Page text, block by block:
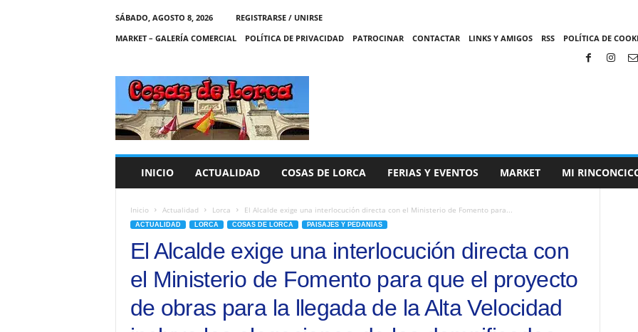
SÁBADO, AGOSTO 8, 2026
REGISTRARSE / UNIRSE
MARKET – GALERÍA COMERCIAL
POLÍTICA DE PRIVACIDAD PATROCINAR CONTACTAR LINKS Y AMIGOS RSS POLÍTICA DE
C
A
S
INICIO ACTUALIDAD COSAS DE LORCA FERIAS Y EVENTOS MARKET MI
Inicio Actualidad Lorca El Alcalde exige una interlocución directa con el Ministerio de Fomento para...
ACTUALIDAD LORCA COSAS DE LORCA PAISAJES Y PEDANIAS
El Alcalde exige una interlocución directa con
el Ministerio de Fomento para que el proyecto
de obras para la llegada de la Alta Velocidad